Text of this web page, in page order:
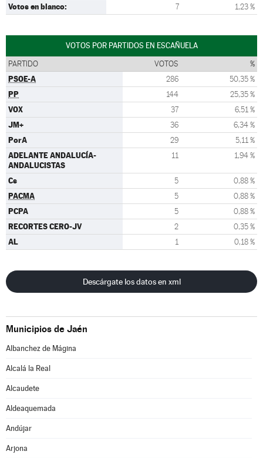
Votos en blanco: 7 1,23 %
VOTOS POR PARTIDOS EN ESCAÑUELA
PARTIDO VOTOS %
PSOE-A 286 50,35 %
PP 144 25,35 %
VOX 37 6,51 %
JM+ 36 6,34 %
PorA 29 5,11 %
ADELANTE ANDALUCÍA-
ANDALUCISTAS
11 1,94 %
Cs 5 0,88 %
PACMA 5 0,88 %
PCPA 5 0,88 %
RECORTES CERO-JV 2 0,35 %
AL 1 0,18 %
Descárgate los datos en xml
Municipios de Jaén
Albanchez de Mágina
Alcalá la Real
Alcaudete
Aldeaquemada
Andújar
Arjona